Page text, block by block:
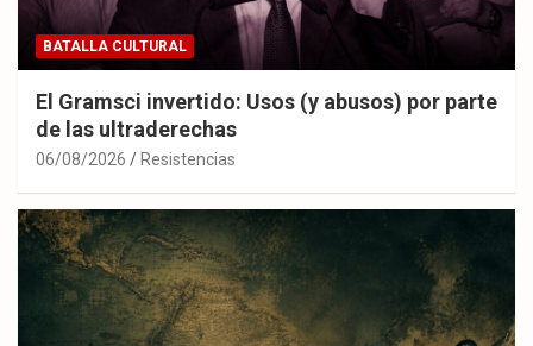
BATALLA CULTURAL
El Gramsci invertido: Usos (y abusos) por parte
de las ultraderechas
06/08/2026 Resistencias